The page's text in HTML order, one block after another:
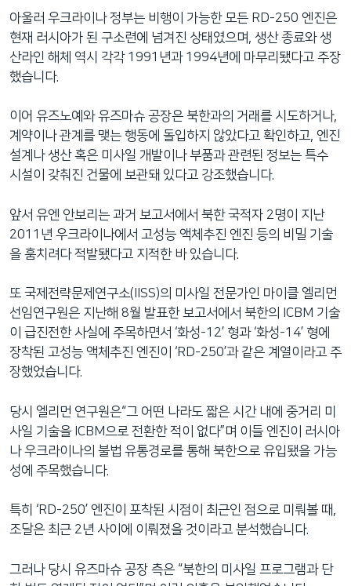
아울러 우크라이나 정부는 비행이 가능한 모든 RD-250 엔진은
현재 러시아가 된 구소련에 넘겨진 상태였으며, 생산 종료와 생
산라인 해체 역시 각각 1991년과 1994년에 마무리됐다고 주장
했습니다.
이어 유즈노예와 유즈마슈 공장은 북한과의 거래를 시도하거나,
계약이나 관계를 맺는 행동에 돌입하지 않았다고 확인하고, 엔진
설계나 생산 혹은 미사일 개발이나 부품과 관련된 정보는 특수
시설이 갖춰진 건물에 보관돼 있다고 강조했습니다.
앞서 유엔 안보리는 과거 보고서에서 북한 국적자 2명이 지난
2011년 우크라이나에서 고성능 액체추진 엔진 등의 비밀 기술
을 훔치려다 적발됐다고 지적한 바 있습니다.
또 국제전략문제연구소(IISS)의 미사일 전문가인 마이클 엘리먼
선임연구원은 지난해 8월 발표한 보고서에서 북한의 ICBM 기술
이 급진전한 사실에 주목하면서 ‘화성-12’ 형과 ‘화성-14’ 형에
장착된 고성능 액체추진 엔진이 ‘RD-250’과 같은 계열이라고 주
장했었습니다.
당시 엘리먼 연구원은“그 어떤 나라도 짧은 시간 내에 중거리 미
사일 기술을 ICBM으로 전환한 적이 없다”며 이들 엔진이 러시아
나 우크라이나의 불법 유통경로를 통해 북한으로 유입됐을 가능
성에 주목했습니다.
특히 ‘RD-250’ 엔진이 포착된 시점이 최근인 점으로 미뤄볼 때,
조달은 최근 2년 사이에 이뤄졌을 것이라고 분석했습니다.
그러나 당시 유즈마슈 공장 측은 “북한의 미사일 프로그램과 단